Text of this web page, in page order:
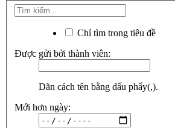
Chỉ tìm trong tiêu đề
Được gửi bởi thành viên:
Dãn cách tên bằng dấu phẩy(,).
Mới hơn ngày: